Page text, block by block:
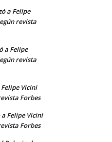
a Felipe
revista
a Felipe
revista
Vicini
Forbes
Felipe Vicini
Forbes